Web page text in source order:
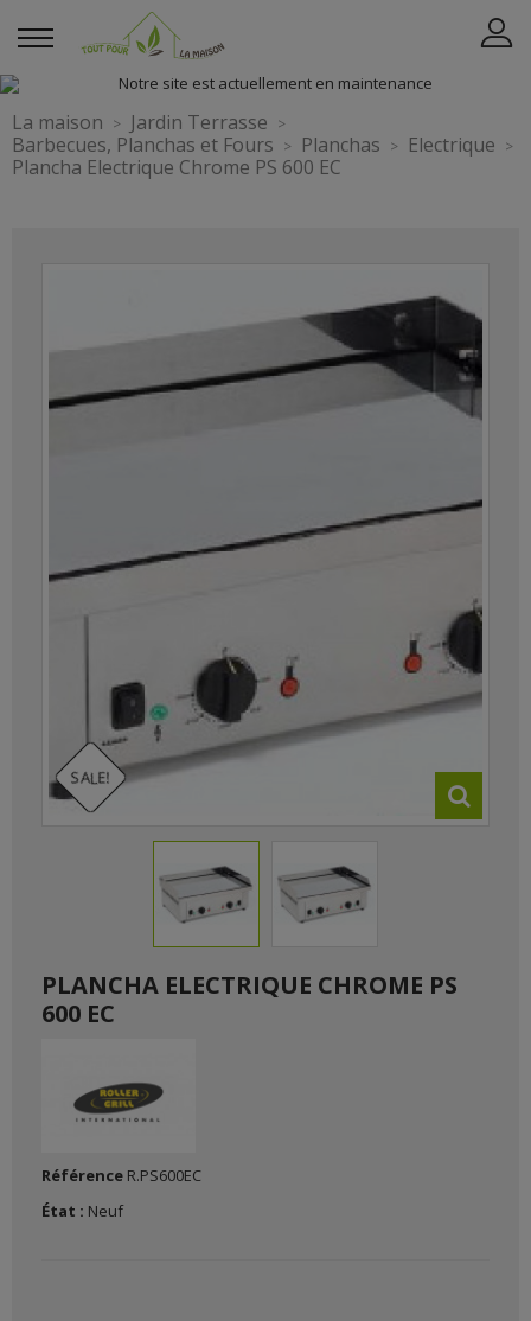
La maison
Jardin Terrasse
Barbecues, Planchas et Fours
Planchas
Electrique
Plancha Electrique Chrome PS 600 EC
SALE!
PLANCHA ELECTRIQUE CHROME PS
600 EC
Référence R.PS600EC
État : Neuf